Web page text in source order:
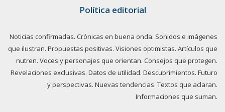
Política editorial
Noticias confirmadas. Crónicas en buena onda. Sonidos e imágenes
que ilustran. Propuestas positivas. Visiones optimistas. Artículos que
nutren. Voces y personajes que orientan. Consejos que protegen.
Revelaciones exclusivas. Datos de utilidad. Descubrimientos. Futuro
y perspectivas. Nuevas tendencias. Textos que aclaran.
Informaciones que suman.